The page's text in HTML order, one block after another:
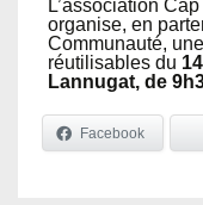
L’association
organise, en
Communauté,
réutilisables du
Lannugat, de
Facebook